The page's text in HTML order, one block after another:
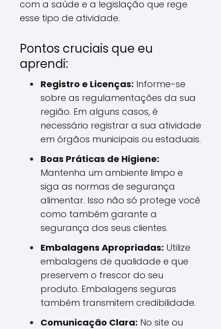
com a saúde e a legislação que rege
esse tipo de atividade.
Pontos cruciais que eu
aprendi:
Registro e Licenças: Informe-se
sobre as regulamentações da sua
região. Em alguns casos, é
necessário registrar a sua atividade
em órgãos municipais ou estaduais.
Boas Práticas de Higiene:
Mantenha um ambiente limpo e
siga as normas de segurança
alimentar. Isso não só protege você
como também garante a
segurança dos seus clientes.
Embalagens Apropriadas: Utilize
embalagens de qualidade e que
preservem o frescor do seu
produto. Embalagens seguras
também transmitem credibilidade.
Comunicação Clara: No site ou